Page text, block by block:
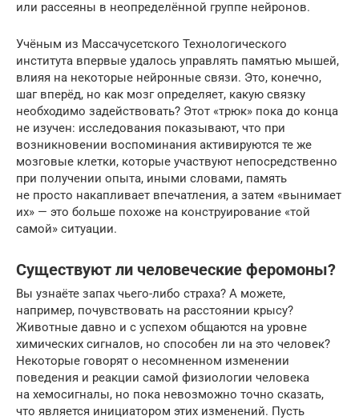
или рассеяны в неопределённой группе нейронов.
Учёным из Массачусетского Технологического
института впервые удалось управлять памятью мышей,
влияя на некоторые нейронные связи. Это, конечно,
шаг вперёд, но как мозг определяет, какую связку
необходимо задействовать? Этот «трюк» пока до конца
не изучен: исследования показывают, что при
возникновении воспоминания активируются те же
мозговые клетки, которые участвуют непосредственно
при получении опыта, иными словами, память
не просто накапливает впечатления, а затем «вынимает
их» — это больше похоже на конструирование «той
самой» ситуации.
Существуют ли человеческие феромоны?
Вы узнаёте запах чьего-либо страха? А можете,
например, почувствовать на расстоянии крысу?
Животные давно и с успехом общаются на уровне
химических сигналов, но способен ли на это человек?
Некоторые говорят о несомненном изменении
поведения и реакции самой физиологии человека
на хемосигналы, но пока невозможно точно сказать,
что является инициатором этих изменений. Пусть